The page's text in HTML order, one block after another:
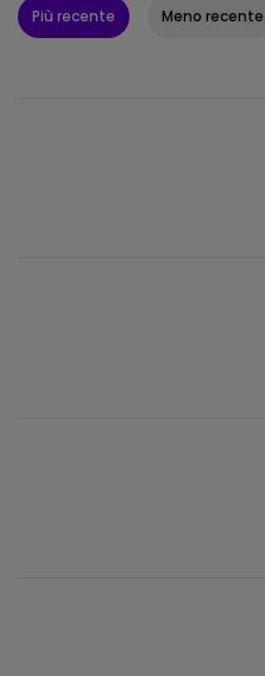
Più recente Meno recente